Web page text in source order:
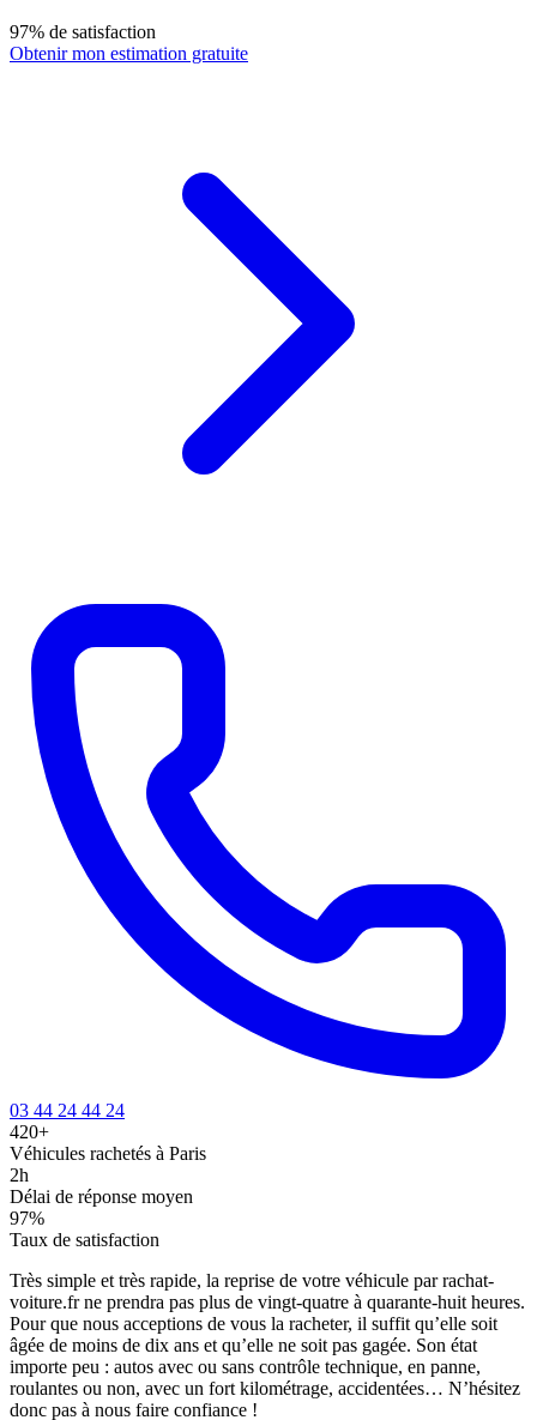
97% de satisfaction
Obtenir mon estimation gratuite
03 44 24 44 24
420+
Véhicules rachetés à Paris
2h
Délai de réponse moyen
97%
Taux de satisfaction
Très simple et très rapide, la reprise de votre véhicule par rachat-
voiture.fr ne prendra pas plus de vingt-quatre à quarante-huit heures.
Pour que nous acceptions de vous la racheter, il suffit qu’elle soit
âgée de moins de dix ans et qu’elle ne soit pas gagée. Son état
importe peu : autos avec ou sans contrôle technique, en panne,
roulantes ou non, avec un fort kilométrage, accidentées… N’hésitez
donc pas à nous faire confiance !